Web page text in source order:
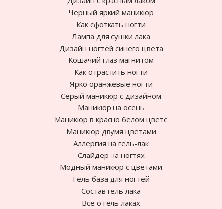
Черный яркий маникюр
Как сфоткать ногти
Лампа для сушки лака
Дизайн ногтей синего цвета
Кошачий глаз магнитом
Как отрастить ногти
Ярко оранжевые ногти
Cерый маникюр с дизайном
Маникюр на осень
Маникюр в красно белом цвете
Маникюр двумя цветами
Аллергия на гель-лак
Слайдер на ногтях
Модный маникюр с цветами
Гель база для ногтей
Состав гель лака
Все о гель лаках